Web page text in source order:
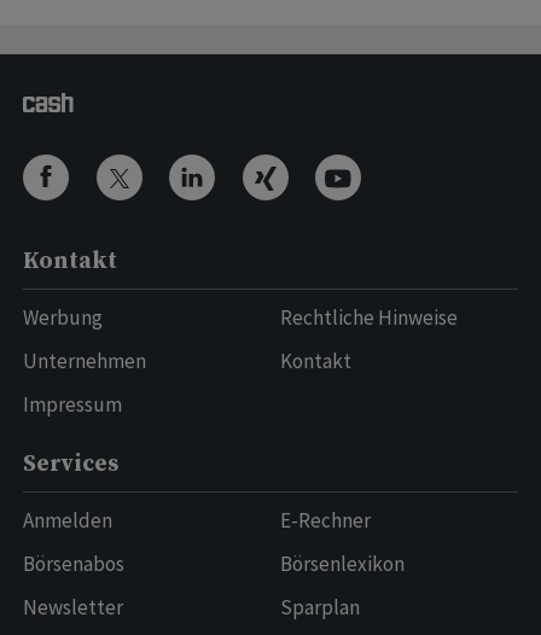
Kontakt
Werbung
Unternehmen
Impressum
Rechtliche Hinweise
Kontakt
Services
Anmelden
Börsenabos
Newsletter
E-Rechner
Börsenlexikon
Sparplan